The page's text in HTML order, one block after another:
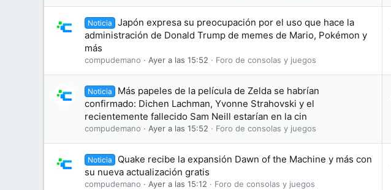
Noticia
Japón expresa su preocupación por el uso que hace la
administración de Donald Trump de memes de Mario, Pokémon y
más
compudemano Ayer a las 15:52 Foro de consolas y juegos
Noticia
Más papeles de la película de Zelda se habrían
confirmado: Dichen Lachman, Yvonne Strahovski y el
recientemente fallecido Sam Neill estarían en la cin
compudemano Ayer a las 15:52 Foro de consolas y juegos
Noticia
Quake recibe la expansión Dawn of the Machine y más con
su nueva actualización gratis
compudemano Ayer a las 15:12 Foro de consolas y juegos